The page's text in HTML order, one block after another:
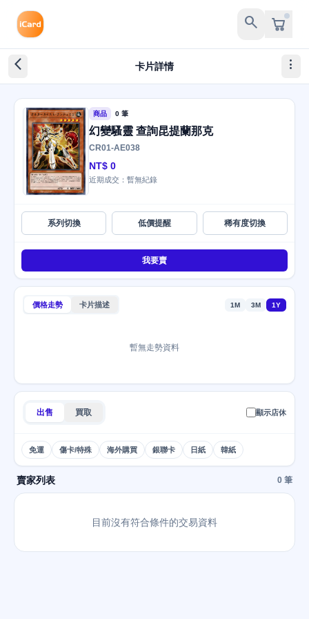
search
arrow_back_ios_new 卡片詳情 more_vert
商品 0 筆
幻變騷靈 查詢昆提蘭那克
CR01-AE038
NT$ 0
近期成交：暫無紀錄
系列切換 低價提醒 稀有度切換
我要賣
價格走勢 卡片描述 1M 3M 1Y
暫無走勢資料
出售 買取 顯示店休
免運 傷卡/特殊 海外購買 銀聯卡 日紙 韓紙
賣家列表 0 筆
目前沒有符合條件的交易資料